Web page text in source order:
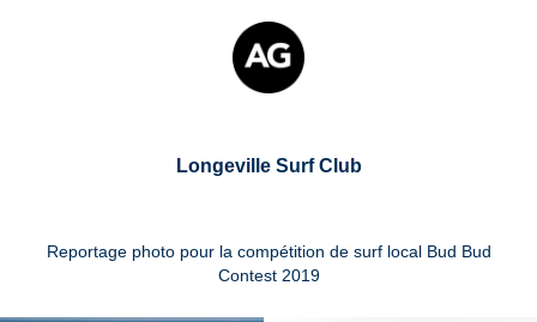
Longeville Surf Club
Reportage photo pour la compétition de surf local Bud Bud
Contest 2019